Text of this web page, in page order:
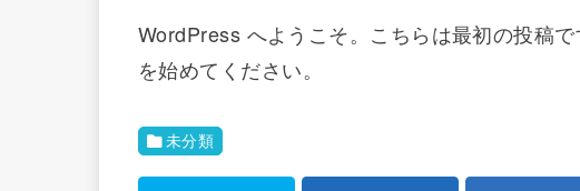
WordPress へようこそ。こちらは最初の投稿
を始めてください。
未分類